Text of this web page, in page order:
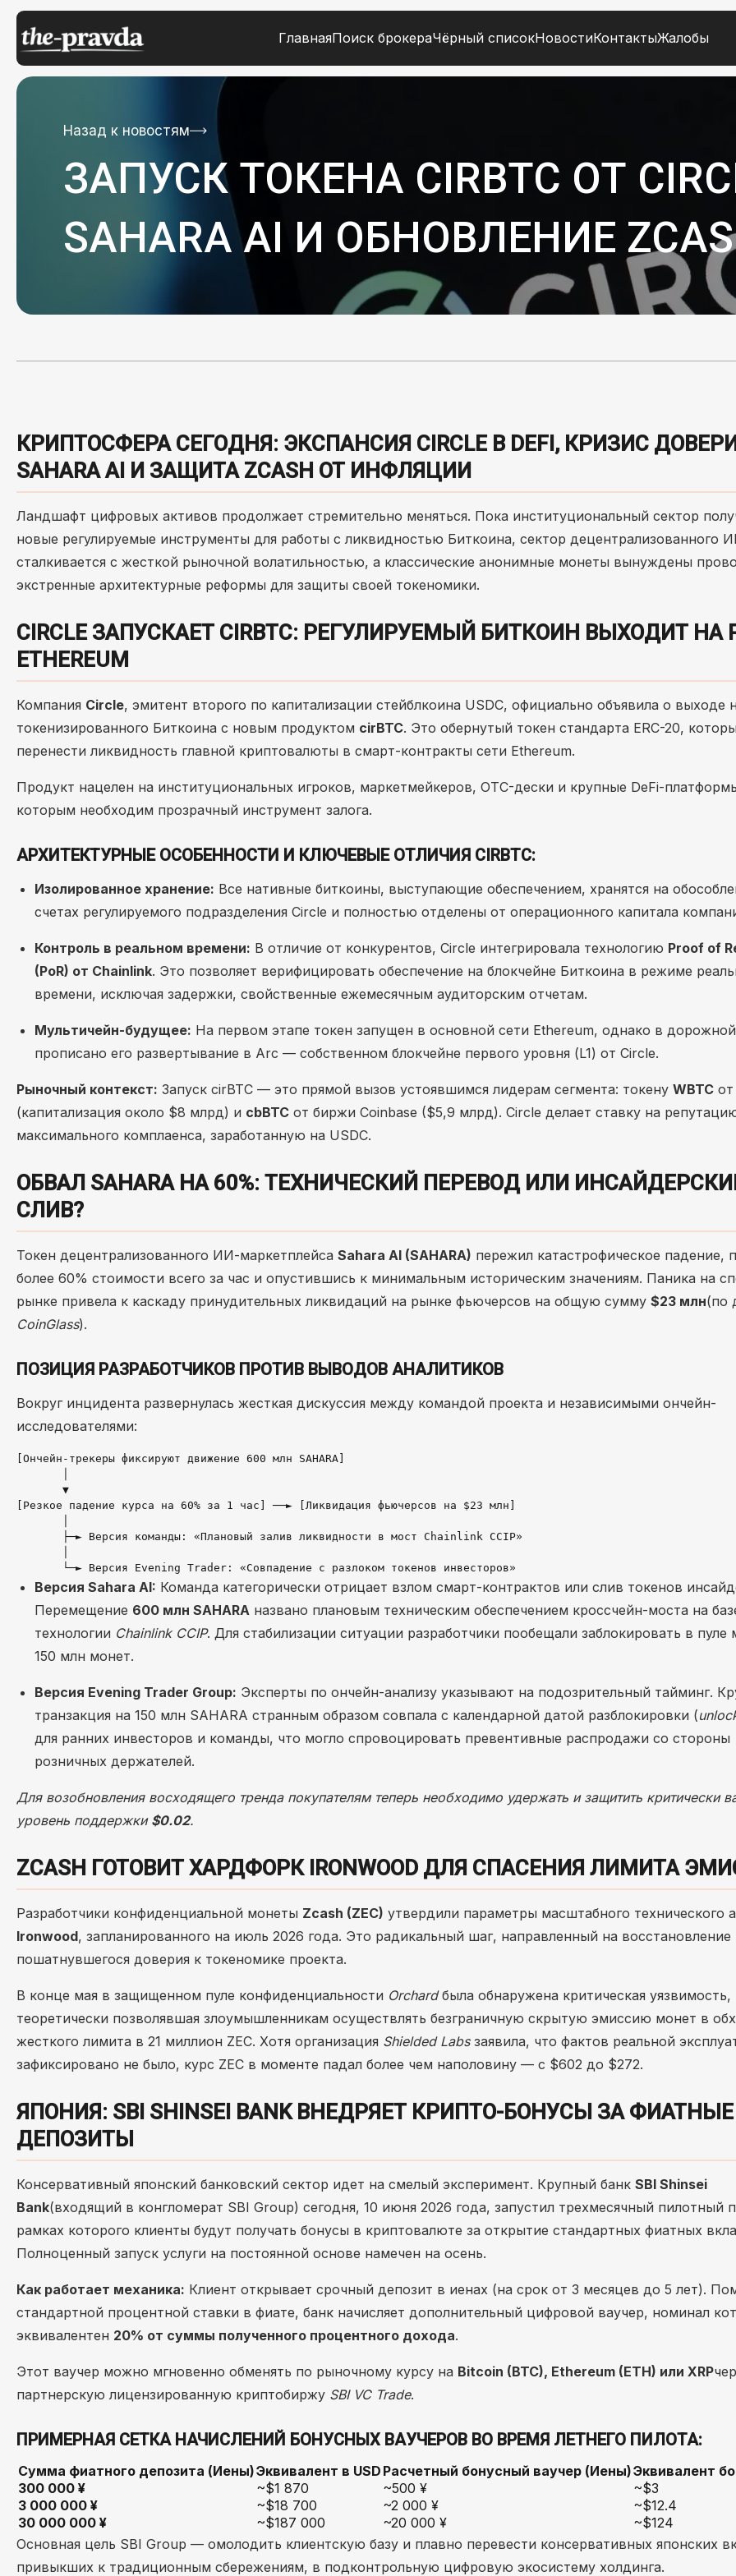
ГлавнаяПоиск брокераЧёрный списокНовостиКонтактыЖалобы
Назад к новостям
ЗАПУСК ТОКЕНА CIRBTC ОТ
SAHARA AI И ОБНОВЛЕНИЕ
КРИПТОСФЕРА СЕГОДНЯ: ЭКСПАНСИЯ CIRCLE В DEFI, КРИЗИС
SAHARA AI И ЗАЩИТА ZCASH ОТ ИНФЛЯЦИИ
Ландшафт цифровых активов продолжает стремительно меняться. Пока институциональный сектор
новые регулируемые инструменты для работы с ликвидностью Биткоина, сектор децентрализованного
сталкивается с жесткой рыночной волатильностью, а классические анонимные монеты вынуждены
экстренные архитектурные реформы для защиты своей токеномики.
CIRCLE ЗАПУСКАЕТ CIRBTC: РЕГУЛИРУЕМЫЙ БИТКОИН ВЫХОДИТ
ETHEREUM
Компания Circle, эмитент второго по капитализации стейблкоина USDC, официально объявила о выходе
токенизированного Биткоина с новым продуктом cirBTC. Это обернутый токен стандарта ERC-20,
перенести ликвидность главной криптовалюты в смарт-контракты сети Ethereum.
Продукт нацелен на институциональных игроков, маркетмейкеров, OTC-дески и крупные DeFi-
которым необходим прозрачный инструмент залога.
АРХИТЕКТУРНЫЕ ОСОБЕННОСТИ И КЛЮЧЕВЫЕ ОТЛИЧИЯ CIRBTC:
Изолированное хранение: Все нативные биткоины, выступающие обеспечением, хранятся на
счетах регулируемого подразделения Circle и полностью отделены от операционного капитала
Контроль в реальном времени: В отличие от конкурентов, Circle интегрировала технологию Proof of
(PoR) от Chainlink. Это позволяет верифицировать обеспечение на блокчейне Биткоина в режиме
времени, исключая задержки, свойственные ежемесячным аудиторским отчетам.
Мультичейн-будущее: На первом этапе токен запущен в основной сети Ethereum, однако в
прописано его развертывание в Arc — собственном блокчейне первого уровня (L1) от Circle.
Рыночный контекст: Запуск cirBTC — это прямой вызов устоявшимся лидерам сегмента: токену WBTC от
(капитализация около $8 млрд) и cbBTC от биржи Coinbase ($5,9 млрд). Circle делает ставку на
максимального комплаенса, заработанную на USDC.
ОБВАЛ SAHARA НА 60%: ТЕХНИЧЕСКИЙ ПЕРЕВОД ИЛИ
СЛИВ?
Токен децентрализованного ИИ-маркетплейса Sahara AI (SAHARA) пережил катастрофическое падение,
более 60% стоимости всего за час и опустившись к минимальным историческим значениям. Паника на
рынке привела к каскаду принудительных ликвидаций на рынке фьючерсов на общую сумму $23 млн(по
CoinGlass).
ПОЗИЦИЯ РАЗРАБОТЧИКОВ ПРОТИВ ВЫВОДОВ АНАЛИТИКОВ
Вокруг инцидента развернулась жесткая дискуссия между командой проекта и независимыми ончейн-
исследователями:
[Ончейн-трекеры фиксируют движение 600 млн SAHARA]
       ▼
[Резкое падение курса на 60% за 1 час] ──► [Ликвидация фьючерсов на $23 млн]
       ├─► Версия команды: «Плановый залив ликвидности в мост Chainlink CCIP»
Версия Sahara AI: Команда категорически отрицает взлом смарт-контрактов или слив токенов
Перемещение 600 млн SAHARA названо плановым техническим обеспечением кроссчейн-моста на
технологии Chainlink CCIP. Для стабилизации ситуации разработчики пообещали заблокировать в пуле
150 млн монет.
Версия Evening Trader Group: Эксперты по ончейн-анализу указывают на подозрительный тайминг.
транзакция на 150 млн SAHARA странным образом совпала с календарной датой разблокировки (
для ранних инвесторов и команды, что могло спровоцировать превентивные распродажи со стороны
розничных держателей.
Для возобновления восходящего тренда покупателям теперь необходимо удержать и защитить критически
уровень поддержки $0.02.
ZCASH ГОТОВИТ ХАРДФОРК IRONWOOD ДЛЯ СПАСЕНИЯ ЛИМИТА
Разработчики конфиденциальной монеты Zcash (ZEC) утвердили параметры масштабного технического
Ironwood, запланированного на июль 2026 года. Это радикальный шаг, направленный на восстановление
пошатнувшегося доверия к токеномике проекта.
В конце мая в защищенном пуле конфиденциальности Orchardбыла обнаружена критическая уязвимость,
теоретически позволявшая злоумышленникам осуществлять безграничную скрытую эмиссию монет в
жесткого лимита в 21 миллион ZEC. Хотя организация Shielded Labsзаявила, что фактов реальной
зафиксировано не было, курс ZEC в моменте падал более чем наполовину — с $602 до $272.
ЯПОНИЯ: SBI SHINSEI BANK ВНЕДРЯЕТ КРИПТО-БОНУСЫ ЗА ФИАТНЫЕ
ДЕПОЗИТЫ
Консервативный японский банковский сектор идет на смелый эксперимент. Крупный банк SBI Shinsei
Bank(входящий в конгломерат SBI Group) сегодня, 10 июня 2026 года, запустил трехмесячный пилотный
рамках которого клиенты будут получать бонусы в криптовалюте за открытие стандартных фиатных
Полноценный запуск услуги на постоянной основе намечен на осень.
Как работает механика: Клиент открывает срочный депозит в иенах (на срок от 3 месяцев до 5 лет).
стандартной процентной ставки в фиате, банк начисляет дополнительный цифровой ваучер, номинал
эквивалентен 20% от суммы полученного процентного дохода.
Этот ваучер можно мгновенно обменять по рыночному курсу на Bitcoin (BTC), Ethereum (ETH) или XRP
партнерскую лицензированную криптобиржу SBI VC Trade.
ПРИМЕРНАЯ СЕТКА НАЧИСЛЕНИЙ БОНУСНЫХ ВАУЧЕРОВ ВО ВРЕМЯ ЛЕТНЕГО ПИЛОТА:
Сумма фиатного депозита (Иены)Эквивалент в USD Расчетный бонусный ваучер (Иены)Эквивалент
300 000 ¥
~$1 870 ~500 ¥
~$3
3 000 000 ¥
~$18 700 ~2 000 ¥
~$12.4
30 000 000 ¥
~$187 000 ~20 000 ¥
~$124
Основная цель SBI Group — омолодить клиентскую базу и плавно перевести консервативных японских
привыкших к традиционным сбережениям, в подконтрольную цифровую экосистему холдинга.